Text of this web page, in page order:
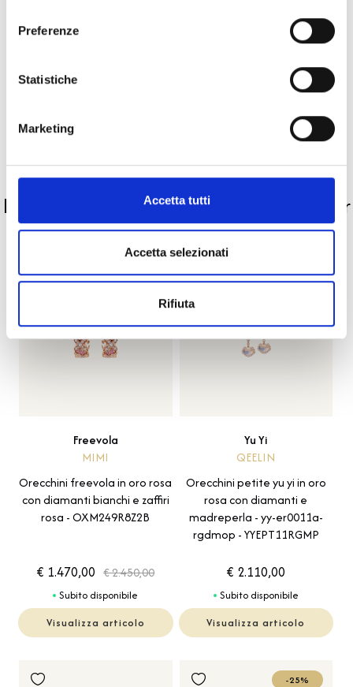
Preferenze
Statistiche
Marketing
Accetta tutti
Accetta selezionati
Rifiuta
Per
Descrizione
Pietre preziose
PRODOTTI SIMILI
La nostra selezione di prodotti scelti per
te
-40%
Freevola
MIMI
Orecchini freevola in oro rosa
con diamanti bianchi e zaffiri
rosa - OXM249R8Z2B
€ 1.470,00 € 2.450,00
Subito disponibile
Visualizza articolo
Yu Yi
QEELIN
Orecchini petite yu yi in oro
rosa con diamanti e
madreperla - yy-er0011a-
rgdmop - YYEPT11RGMP
€ 2.110,00
Subito disponibile
Visualizza articolo
-25%